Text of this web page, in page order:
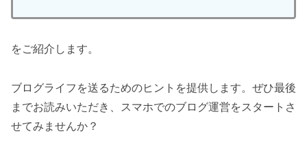
をご紹介します。
ブログライフを送るためのヒントを提供します。ぜひ最後
までお読みいただき、スマホでのブログ運営をスタートさ
せてみませんか？